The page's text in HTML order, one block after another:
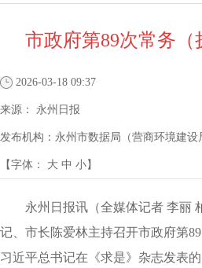
市政府第89次常务（
2026-03-18 09:37
来源： 永州日报
发布机构： 永州市数据局（营商环境建设
【字体： 大 中 小】
永州日报讯（全媒体记者 李丽
记、市长陈爱林主持召开市政府第
习近平总书记在《求是》杂志发表